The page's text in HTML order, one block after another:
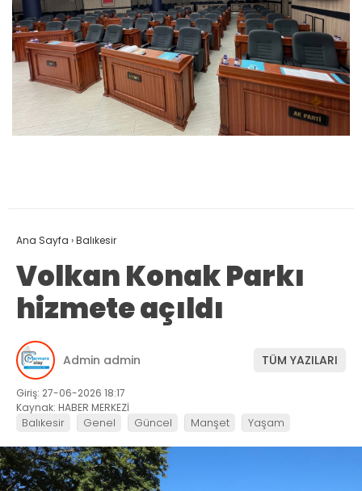
Ana Sayfa ›Balıkesir
Volkan Konak Parkı
hizmete açıldı
Admin admin TÜM YAZILARI
Giriş: 27-06-2026 18:17
Kaynak: HABER MERKEZİ
Balıkesir Genel Güncel Manşet Yaşam